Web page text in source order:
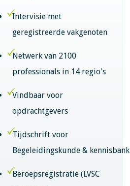
Intervisie met
geregistreerde vakgenoten
Netwerk van 2100
professionals in 14 regio's
Vindbaar voor
opdrachtgevers
Tijdschrift voor
Begeleidingskunde & kennisbank
Beroepsregistratie (LVSC